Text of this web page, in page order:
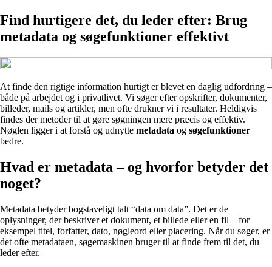
Find hurtigere det, du leder efter: Brug
metadata og søgefunktioner effektivt
At finde den rigtige information hurtigt er blevet en daglig udfordring –
både på arbejdet og i privatlivet. Vi søger efter opskrifter, dokumenter,
billeder, mails og artikler, men ofte drukner vi i resultater. Heldigvis
findes der metoder til at gøre søgningen mere præcis og effektiv.
Nøglen ligger i at forstå og udnytte metadata og søgefunktioner
bedre.
Hvad er metadata – og hvorfor betyder det
noget?
Metadata betyder bogstaveligt talt “data om data”. Det er de
oplysninger, der beskriver et dokument, et billede eller en fil – for
eksempel titel, forfatter, dato, nøgleord eller placering. Når du søger, er
det ofte metadataen, søgemaskinen bruger til at finde frem til det, du
leder efter.